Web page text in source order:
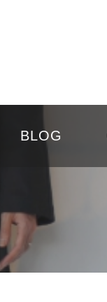
BLOG